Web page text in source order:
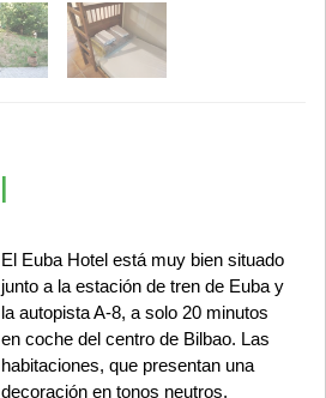
El Euba Hotel está muy bien situado
junto a la estación de tren de Euba y
la autopista A-8, a solo 20 minutos
en coche del centro de Bilbao. Las
habitaciones, que presentan una
decoración en tonos neutros,